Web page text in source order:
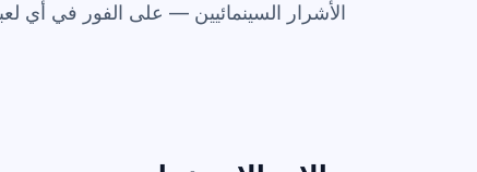
الأشرار السينمائيين — على الفور في أي